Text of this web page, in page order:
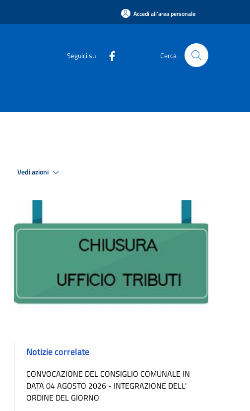
Accedi all'area personale
Seguici su Cerca
Vedi azioni
Notizie correlate
CONVOCAZIONE DEL CONSIGLIO COMUNALE IN
DATA 04 AGOSTO 2026 - INTEGRAZIONE DELL'
ORDINE DEL GIORNO